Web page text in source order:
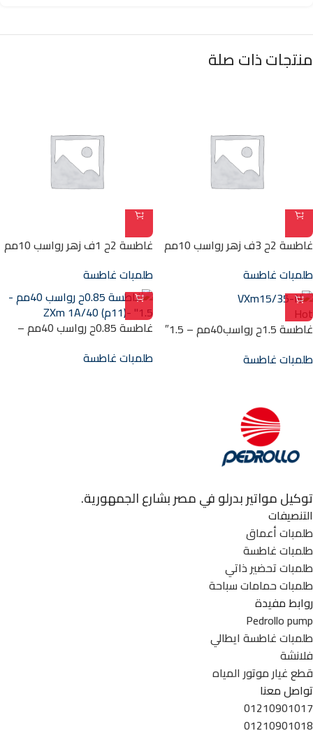
منتجات ذات صلة
غاطسة 2ح 3ف زهر رواسب 10مم
طلمبات غاطسة
غاطسة 2ح 1ف زهر رواسب 10مم
طلمبات غاطسة
Hot
غاطسة 1.5ح رواسب40مم – 1.5″
طلمبات غاطسة
غاطسة 0.85ح رواسب 40مم –
طلمبات غاطسة
توكيل مواتير بدرلو في مصر بشارع الجمهورية.
التنصيفات
طلمبات أعماق
طلمبات غاطسة
طلمبات تحضير ذاتي
طلمبات حمامات سباحة
روابط مفيدة
Pedrollo pump
طلمبات غاطسة ايطالي
فلانشة
قطع غيار موتور المياه
تواصل معنا
01210901017
01210901018